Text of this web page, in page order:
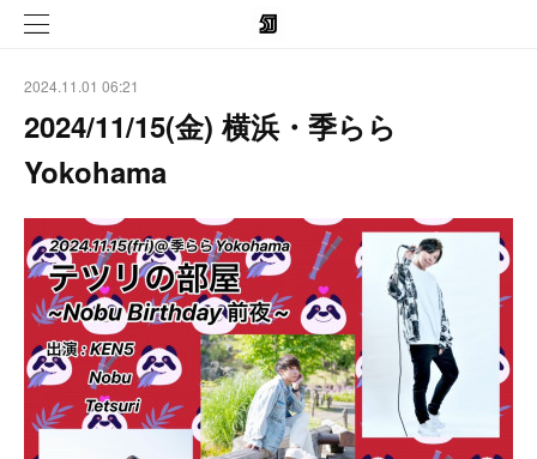
2024.11.01 06:21
2024/11/15(金) 横浜・季らら
Yokohama